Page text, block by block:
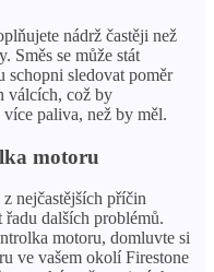
nádrž častěji než
Směs se může stát
schopni sledovat poměr
válcích, což by
více paliva, než by měl.
motoru
nejčastějších příčin
dalších problémů.
motoru, domluvte si
ve vašem okolí Firestone